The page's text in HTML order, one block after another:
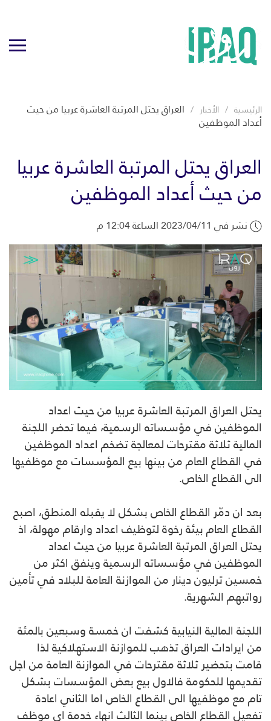
الرئيسية الأخبار العراق يحتل المرتبة العاشرة عربيا من حيث
أعداد الموظفين
العراق يحتل المرتبة العاشرة عربيا
من حيث أعداد الموظفين
نشر في 2023/04/11 الساعة 12:04 م
يحتل العراق المرتبة العاشرة عربيا من حيث اعداد
الموظفين في مؤسساته الرسمية، فيما تحضر اللجنة
المالية ثلاثة مقترحات لمعالجة تضخم اعداد الموظفين
في القطاع العام من بينها بيع المؤسسات مع موظفيها
الى القطاع الخاص.
بعد ان دمّر القطاع الخاص بشكل لا يقبله المنطق، اصبح
القطاع العام بيئة رخوة لتوظيف اعداد وارقام مهولة، اذ
يحتل العراق المرتبة العاشرة عربيا من حيث اعداد
الموظفين في مؤسساته الرسمية وينفق اكثر من
خمسين ترليون دينار من الموازنة العامة للبلاد في تأمين
رواتبهم الشهرية.
اللجنة المالية النيابية كشفت ان خمسة وسبعين بالمئة
من ايرادات العراق تذهب للموازنة الاستهلاكية لذا
قامت بتحضير ثلاثة مقترحات في الموازنة العامة من اجل
تقديمها للحكومة فالاول بيع بعض المؤسسات بشكل
تام مع موظفيها الى القطاع الخاص اما الثاني اعادة
تفعيل القطاع الخاص بينما الثالث انهاء خدمة اي موظف